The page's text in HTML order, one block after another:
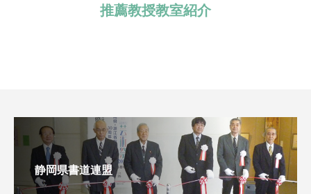
推薦教授教室紹介
静岡県書道連盟